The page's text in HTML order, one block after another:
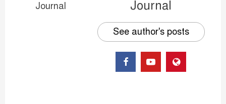
Journal
See author's posts